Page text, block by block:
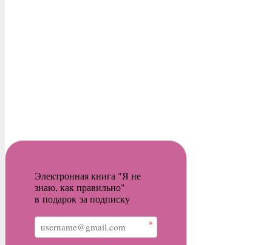
Электронная книга "Я не
знаю, как правильно"
в подарок за подписку
*